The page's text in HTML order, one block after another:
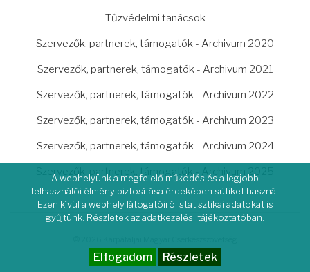
Tűzvédelmi tanácsok
Szervezők, partnerek, támogatók - Archivum 2020
Szervezők, partnerek, támogatók - Archivum 2021
Szervezők, partnerek, támogatók - Archivum 2022
Szervezők, partnerek, támogatók - Archivum 2023
Szervezők, partnerek, támogatók - Archivum 2024
Szervezők, partnerek, támogatók - Archivum 2025
A webhelyünk a megfelelő működés és a legjobb
felhasználói élmény biztosítása érdekében sütiket használ.
Ezen kívül a webhely látogatóiról statisztikai adatokat is
gyűjtünk. Részletek az adatkezelési tájékoztatóban.
Elfogadom Részletek